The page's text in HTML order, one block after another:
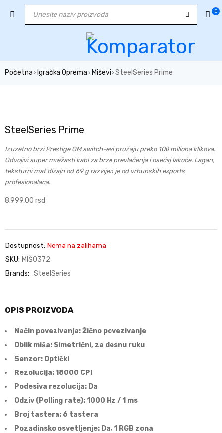
0
Početna › Igračka Oprema › Miševi › SteelSeries Prime
SteelSeries Prime
Izuzetno brzi Prestige OM switch-evi pružaju preko 100 miliona klikova.
Odvojivi super mrežasti kabl za brze prevlačenja i osećaj lakoće. Lagan,
teksturni mat dizajn od 69 g razvijen je od vrhunskih esports
profesionalaca.
8.999,00 rsd
Dostupnost: Nema na zalihama
SKU: MIŠ0372
Brands: SteelSeries
OPIS PROIZVODA
Način povezivanja: Žično povezivanje
Oblik miša: Simetrični, za desnu ruku
Senzor: Optički
Rezolucija: 18000 CPI
Podesiva rezolucija: Da
Odziv (Polling rate): 1000 Hz / 1 ms
Broj tastera: 6 tastera
Pozadinsko osvetljenje: Da, 1 RGB zona